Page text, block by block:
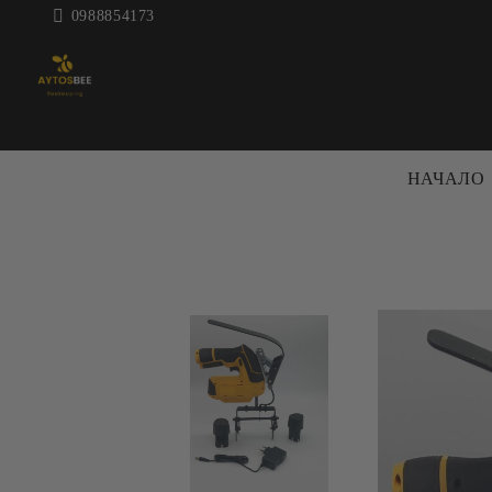
0988854173
НАЧАЛО
ЦЕНТРАФУГИ ЗА МЕД
ДЕКРИСТАЛИЗАТОРИ
МАТУРАТОРИ
ВОСЪКОТОПИЛКИ
ВАНИ И
РАМКИ
БОЯ ЗА